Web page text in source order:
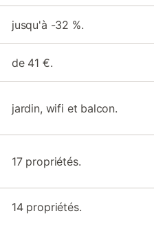
jusqu'à -32 %.
de 41 €.
jardin, wifi et balcon.
17 propriétés.
14 propriétés.